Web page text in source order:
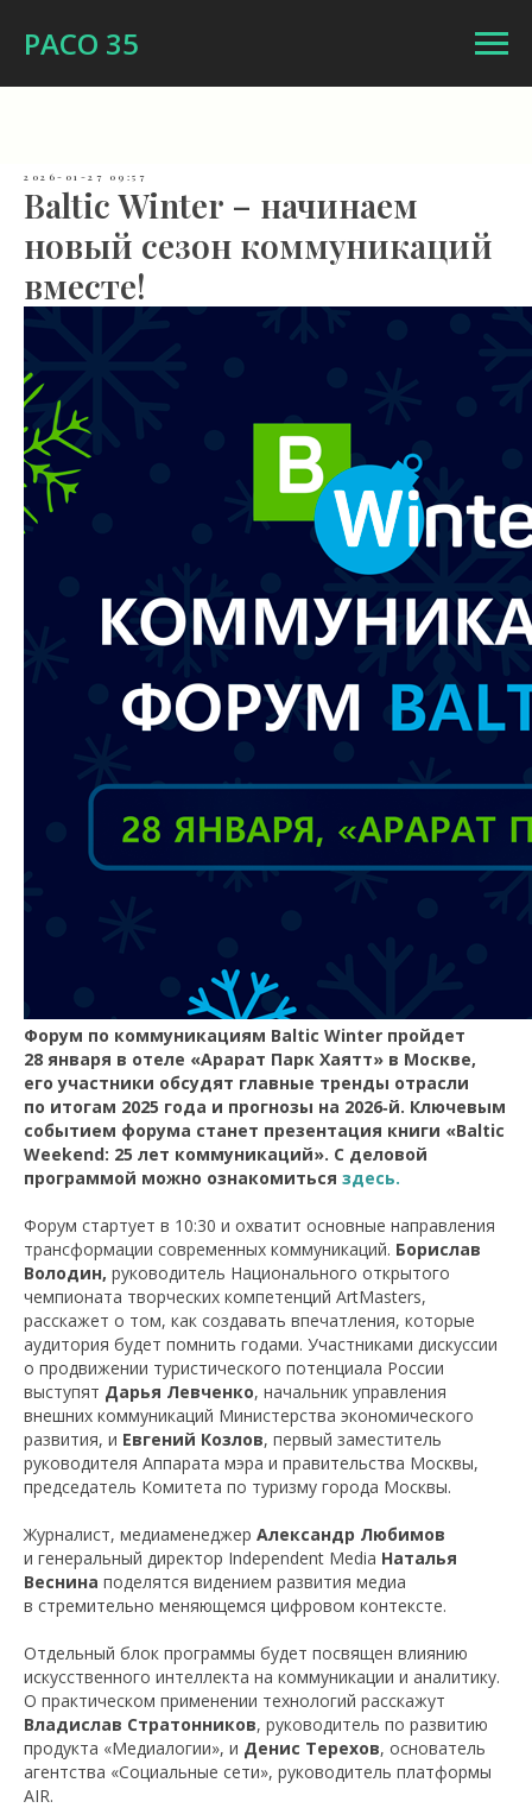
РАСО 35
2026-01-27 09:57
Baltic Winter – начинаем
новый сезон коммуникаций
вместе!
Форум по коммуникациям Baltic Winter пройдет
28 января в отеле «Арарат Парк Хаятт» в Москве,
его участники обсудят главные тренды отрасли
по итогам 2025 года и прогнозы на 2026‑й. Ключевым
событием форума станет презентация книги «Baltic
Weekend: 25 лет коммуникаций». С деловой
программой можно ознакомиться здесь.
Форум стартует в 10:30 и охватит основные направления
трансформации современных коммуникаций. Борислав
Володин, руководитель Национального открытого
чемпионата творческих компетенций ArtMasters,
расскажет о том, как создавать впечатления, которые
аудитория будет помнить годами. Участниками дискуссии
о продвижении туристического потенциала России
выступят Дарья Левченко, начальник управления
внешних коммуникаций Министерства экономического
развития, и Евгений Козлов, первый заместитель
руководителя Аппарата мэра и правительства Москвы,
председатель Комитета по туризму города Москвы.
Журналист, медиаменеджер Александр Любимов
и генеральный директор Independent Media Наталья
Веснина поделятся видением развития медиа
в стремительно меняющемся цифровом контексте.
Отдельный блок программы будет посвящен влиянию
искусственного интеллекта на коммуникации и аналитику.
О практическом применении технологий расскажут
Владислав Стратонников, руководитель по развитию
продукта «Медиалогии», и Денис Терехов, основатель
агентства «Социальные сети», руководитель платформы
AIR.